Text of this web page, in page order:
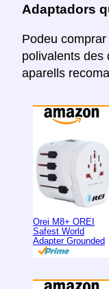
Adaptadors
Podeu
polivalents des
aparells
Orei M8+ OREI
Safest World
Adapter Grounded